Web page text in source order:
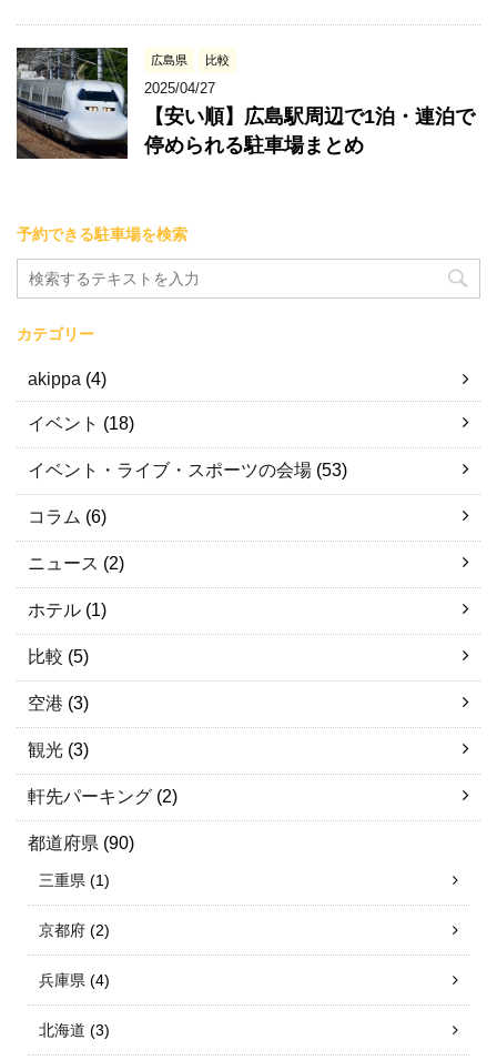
広島県 比較
2025/04/27
【安い順】広島駅周辺で1泊・連泊で
停められる駐車場まとめ
予約できる駐車場を検索
カテゴリー
akippa (4)
イベント (18)
イベント・ライブ・スポーツの会場 (53)
コラム (6)
ニュース (2)
ホテル (1)
比較 (5)
空港 (3)
観光 (3)
軒先パーキング (2)
都道府県 (90)
三重県 (1)
京都府 (2)
兵庫県 (4)
北海道 (3)